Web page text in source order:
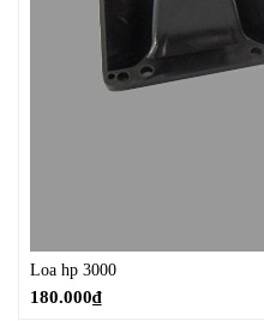
Loa hp 3000
180.000₫